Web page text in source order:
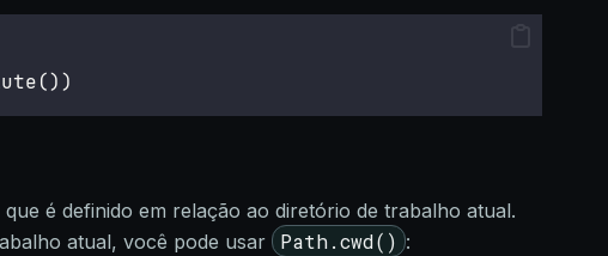
é definido em relação ao diretório de trabalho atual.
atual, você pode usar
Path.cwd() :